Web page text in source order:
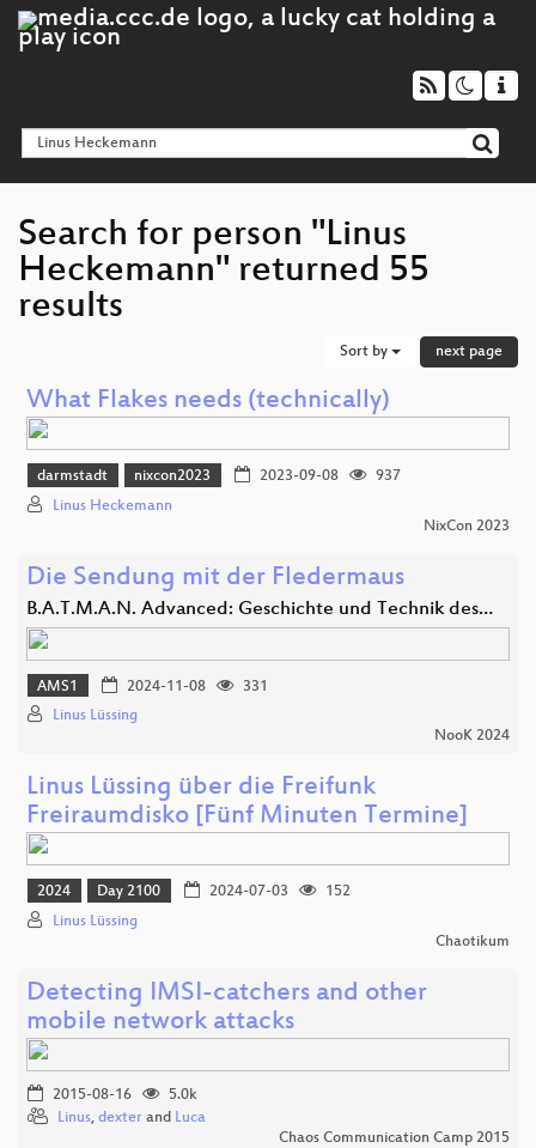
Search for person "Linus
Heckemann" returned 55
results
Sort by next page
What Flakes needs (technically)
darmstadt nixcon2023 2023-09-08
937
Linus Heckemann
NixCon 2023
Die Sendung mit der Fledermaus
B.A.T.M.A.N. Advanced: Geschichte und Technik des…
AMS1 2024-11-08
331
Linus Lüssing
NooK 2024
Linus Lüssing über die Freifunk
Freiraumdisko [Fünf Minuten Termine]
2024 Day 2100 2024-07-03
152
Linus Lüssing
Chaotikum
Detecting IMSI-catchers and other
mobile network attacks
2015-08-16
5.0k
Linus, dexter and Luca
Chaos Communication Camp 2015